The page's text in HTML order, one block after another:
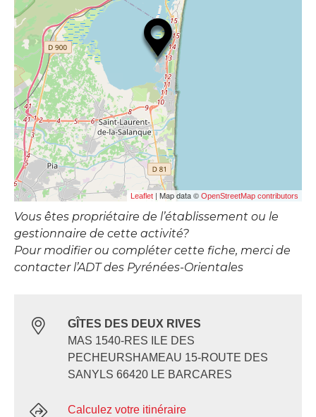
Leaflet | Map data © OpenStreetMap contributors
Vous êtes propriétaire de l’établissement ou le
gestionnaire de cette activité?
Pour modifier ou compléter cette fiche, merci de
contacter l’ADT des Pyrénées-Orientales
GÎTES DES DEUX RIVES
MAS 1540-RES ILE DES
PECHEURSHAMEAU 15-ROUTE DES
SANYLS 66420 LE BARCARES
Calculez votre itinéraire